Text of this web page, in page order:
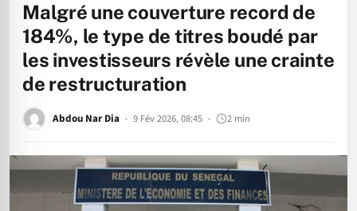
Malgré une couverture record de
184%, le type de titres boudé par
les investisseurs révèle une crainte
de restructuration
Abdou Nar Dia 9 Fév 2026, 08:45 2 min